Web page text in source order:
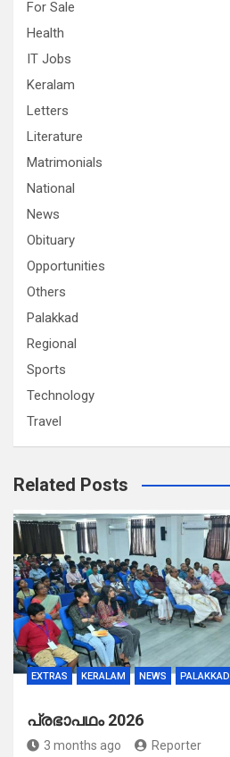
For Sale
Health
IT Jobs
Keralam
Letters
Literature
Matrimonials
National
News
Obituary
Opportunities
Others
Palakkad
Regional
Sports
Technology
Travel
Related Posts
EXTRAS KERALAM NEWS PALAKKAD
പ്രഭാപഥം 2026
3 months ago Reporter